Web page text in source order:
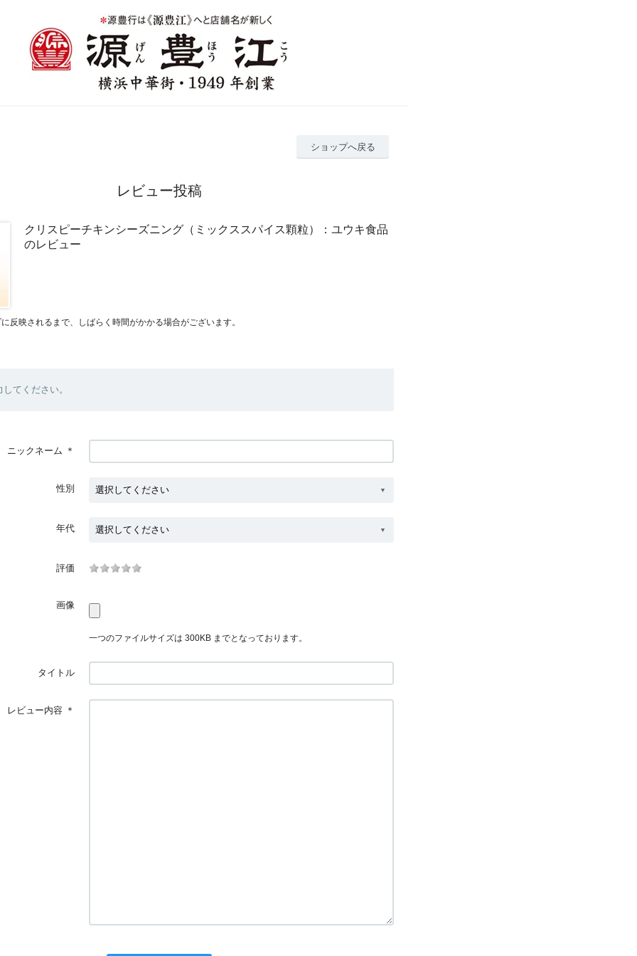
ショップへ戻る
レビュー投稿
クリスピーチキンシーズニング（ミックススパイス顆粒）：ユウキ食品
のレビュー
反映されるまで、しばらく時間がかかる場合がございます。
てください。
ニックネーム ＊
性別
年代
評価
画像
一つのファイルサイズは 300KB までとなっております。
タイトル
レビュー内容 ＊